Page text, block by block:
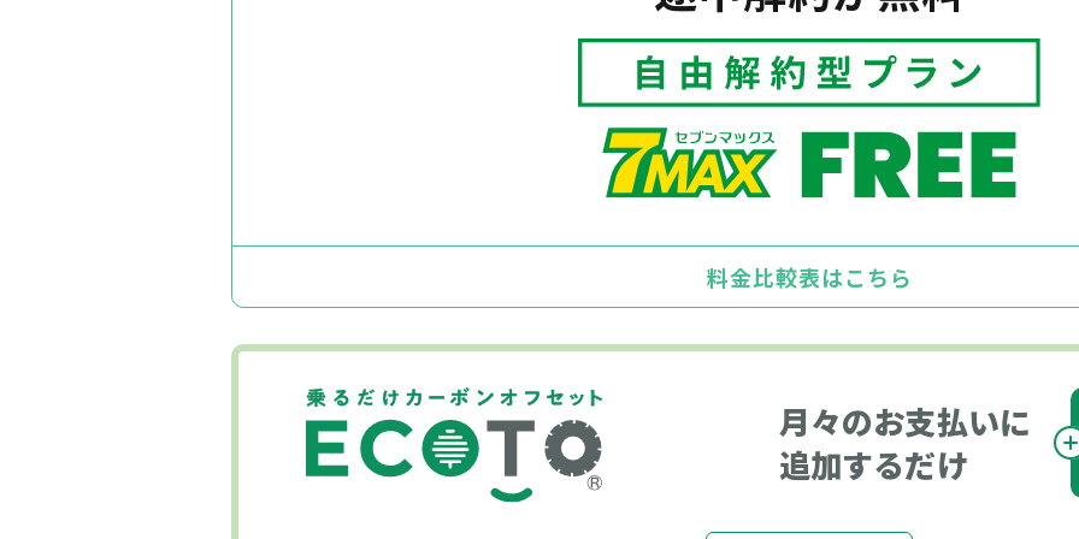
料金比較表はこちら
月々のお支払いに
追加するだけ